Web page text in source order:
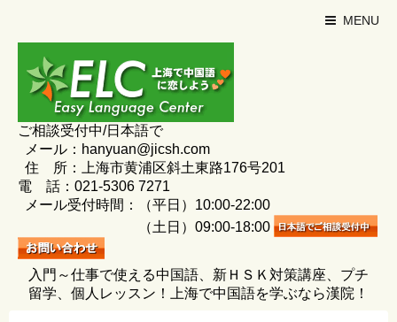
MENU
ご相談受付中/日本語で
メール：hanyuan@jicsh.com
住 所：上海市黄浦区斜土東路176号201
電 話：021-5306 7271
メール受付時間：（平日）10:00-22:00
（土日）09:00-18:00
入門～仕事で使える中国語、新ＨＳＫ対策講座、プチ
留学、個人レッスン！上海で中国語を学ぶなら漢院！